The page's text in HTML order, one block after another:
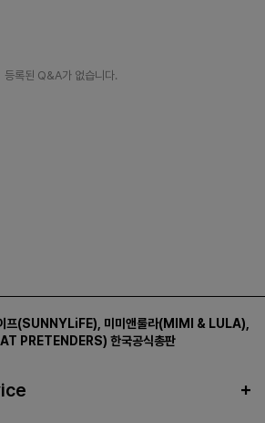
등록된 Q&A가 없습니다.
프(SUNNYLiFE) 미미앤룰라(MIMI & LULA)
PRETENDERS) 한국공식총판